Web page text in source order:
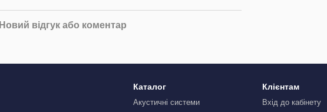
Новий відгук або коментар
Каталог
Акустичні системи
Клієнтам
Вхід до кабінету